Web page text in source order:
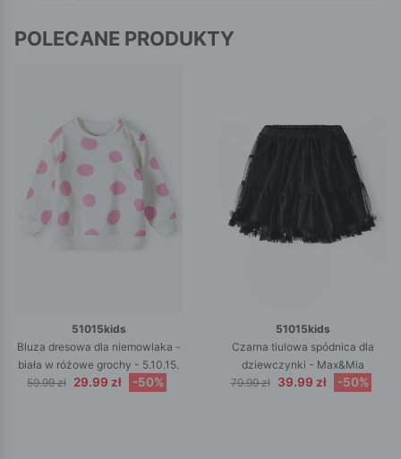
POLECANE PRODUKTY
51015kids
Bluza dresowa dla niemowlaka -
biała w różowe grochy - 5.10.15.
59.99 zł 29.99 zł -50%
51015kids
Czarna tiulowa spódnica dla
dziewczynki - Max&Mia
79.99 zł
39.99 zł -50%